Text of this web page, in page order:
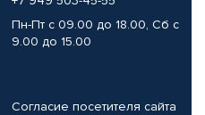
Пн-Пт с 09.00 до 18.00, Сб с
9.00 до 15.00
Согласие посетителя сайта